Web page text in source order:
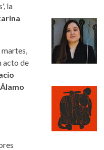
la
acto de